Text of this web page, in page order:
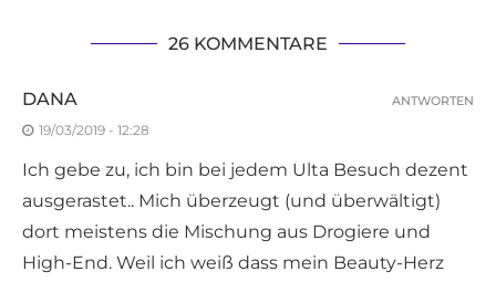
26 KOMMENTARE
DANA
19/03/2019 - 12:28
Ich gebe zu, ich bin bei jedem Ulta Besuch dezent
ausgerastet.. Mich überzeugt (und überwältigt)
dort meistens die Mischung aus Drogiere und
High-End. Weil ich weiß dass mein Beauty-Herz
ANTWORTEN